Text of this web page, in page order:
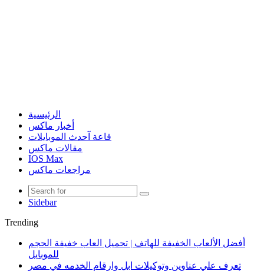
الرئيسية
أخبار ماكس
قاعة آحدث الموبايلات
مقالات ماكس
IOS Max
مراجعات ماكس
Sidebar
Trending
أفضل الألعاب الخفيفة للهاتف | تحميل العاب خفيفة الحجم
للموبايل
تعرف علي عناوين وتوكيلات ابل وارقام الخدمه في مصر